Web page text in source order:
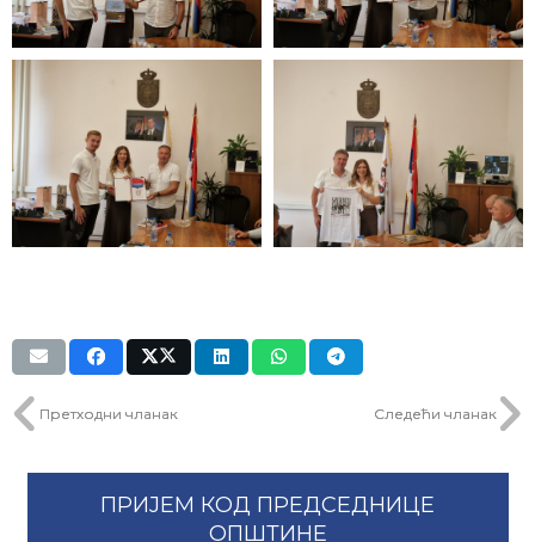
Претходни чланак Следећи чланак
ПРИЈЕМ КОД ПРЕДСЕДНИЦЕ
ОПШТИНЕ